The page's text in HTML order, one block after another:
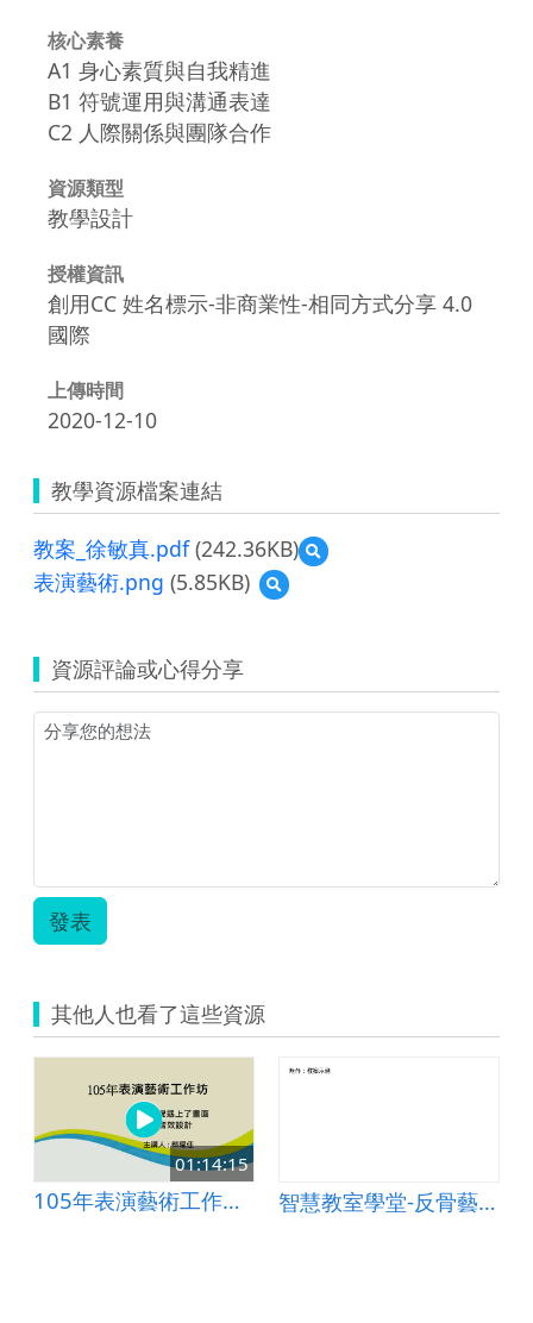
核心素養
A1 身心素質與自我精進
B1 符號運用與溝通表達
C2 人際關係與團隊合作
資源類型
教學設計
授權資訊
創用CC 姓名標示-非商業性-相同方式分享 4.0
國際
上傳時間
2020-12-10
教學資源檔案連結
教案_徐敏真.pdf(242.36KB)
預
覽
真.pdf
表演藝術.png (5.85KB)
預
覽
術.png
資源評論或心得分享
發表
其他人也看了這些資源
01:14:15
105年表演藝術工作坊-03當聽覺遇上了畫面 智慧教室學堂-反骨藝術新浪潮